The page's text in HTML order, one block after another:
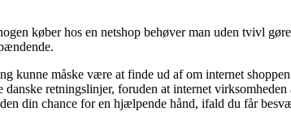
køber hos en netshop behøver man uden tvivl
kunne måske være at finde ud af om internet
danske retningslinjer, foruden at internet
din chance for en hjælpende hånd, ifald du får